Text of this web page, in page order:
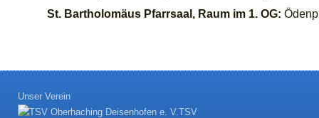
St. Bartholomäus Pfarrsaal, Raum im 1. OG:
Unser Verein
TSV